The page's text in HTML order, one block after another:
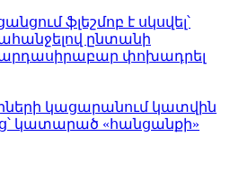
ֆլեշմոբ է սկսվել՝
ընտանի
փոխադրել
կացարանում կատվին
կատարած «հանցանքի»